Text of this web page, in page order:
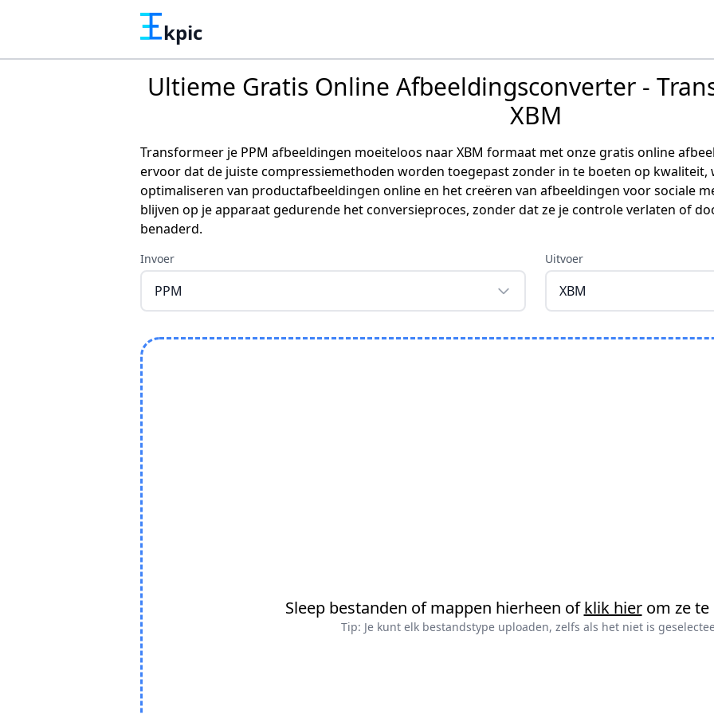
kpic
Ultieme Gratis Online Afbeeldingsconverter -
XBM
Transformeer je PPM afbeeldingen moeiteloos naar XBM formaat met onze gratis online
ervoor dat de juiste compressiemethoden worden toegepast zonder in te boeten op
optimaliseren van productafbeeldingen online en het creëren van afbeeldingen voor sociale
blijven op je apparaat gedurende het conversieproces, zonder dat ze je controle verlaten of
benaderd.
Invoer
PPM
Uitvoer
XBM
Sleep bestanden of mappen hierheen ofklik hierom ze te
Tip: Je kunt elk bestandstype uploaden, zelfs als het niet is